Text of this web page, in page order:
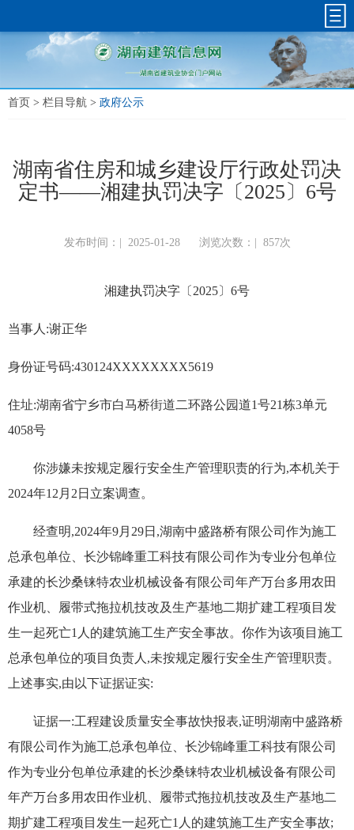
首页 > 栏目导航 > 政府公示
湖南省住房和城乡建设厅行政处罚决
定书——湘建执罚决字〔2025〕6号
发布时间：| 2025-01-28 浏览次数：| 857次
湘建执罚决字〔2025〕6号
当事人:谢正华
身份证号码:430124XXXXXXXX5619
住址:湖南省宁乡市白马桥街道二环路公园道1号21栋3单元
4058号
你涉嫌未按规定履行安全生产管理职责的行为,本机关于
2024年12月2日立案调查。
经查明,2024年9月29日,湖南中盛路桥有限公司作为施工
总承包单位、长沙锦峰重工科技有限公司作为专业分包单位
承建的长沙桑铼特农业机械设备有限公司年产万台多用农田
作业机、履带式拖拉机技改及生产基地二期扩建工程项目发
生一起死亡1人的建筑施工生产安全事故。你作为该项目施工
总承包单位的项目负责人,未按规定履行安全生产管理职责。
上述事实,由以下证据证实:
证据一:工程建设质量安全事故快报表,证明湖南中盛路桥
有限公司作为施工总承包单位、长沙锦峰重工科技有限公司
作为专业分包单位承建的长沙桑铼特农业机械设备有限公司
年产万台多用农田作业机、履带式拖拉机技改及生产基地二
期扩建工程项目发生一起死亡1人的建筑施工生产安全事故;